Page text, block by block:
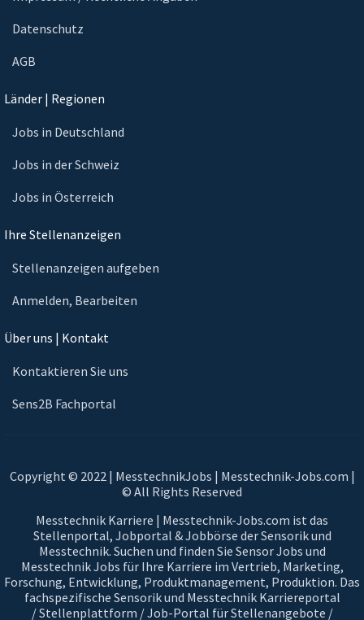
Datenschutz
AGB
Länder | Regionen
Jobs in Deutschland
Jobs in der Schweiz
Jobs in Österreich
Ihre Stellenanzeigen
Stellenanzeigen aufgeben
Anmelden, Bearbeiten
Über uns | Kontakt
Kontaktieren Sie uns
Sens2B Fachportal
Copyright © 2022 | MesstechnikJobs | Messtechnik-Jobs.com |
© All Rights Reserved
Messtechnik Karriere | Messtechnik-Jobs.com ist das
Stellenportal, Jobportal & Jobbörse der Sensorik und
Messtechnik. Suchen und finden Sie Sensor Jobs und
Messtechnik Jobs für Ihre Karriere im Vertrieb, Marketing,
Forschung, Entwicklung, Produktmanagement, Produktion. Das
fachspezifische Sensorik und Messtechnik Karriereportal
/ Stellenplattform / Job-Portal für Stellenangebote /